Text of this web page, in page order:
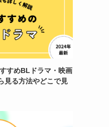
すめBLドラマ・映画
見る方法やどこで見